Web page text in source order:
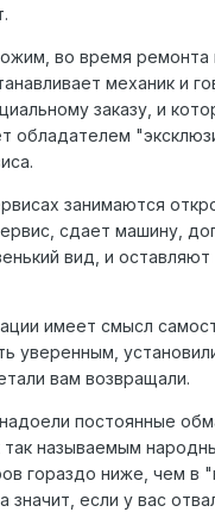
во время ремонта
механик и
заказу, и
обладателем
занимаются
сдает машину,
вид, и
имеет смысл
уверенным,
вам возвращали.
постоянные
называемым
гораздо ниже, чем
значит, если у вас